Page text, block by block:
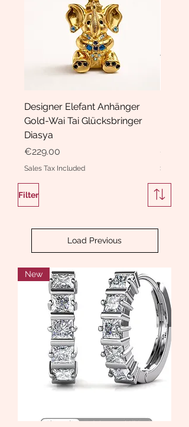
Designer Elefant Anhänger
Gold-Wai Tai Glücksbringer
Diasya
Price
€229.00
Sales Tax Included
Price
Sales
Filter
Load Previous
New